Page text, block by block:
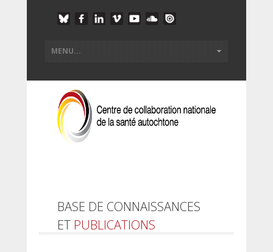
BASE DE CONNAISSANCES
ET PUBLICATIONS